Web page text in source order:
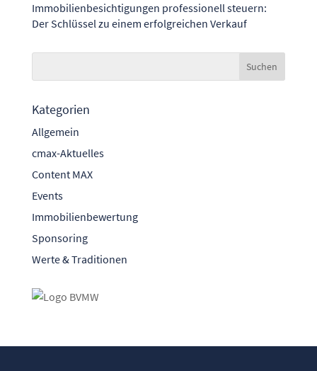
Immobilienbesichtigungen professionell steuern:
Der Schlüssel zu einem erfolgreichen Verkauf
Kategorien
Allgemein
cmax-Aktuelles
Content MAX
Events
Immobilienbewertung
Sponsoring
Werte & Traditionen